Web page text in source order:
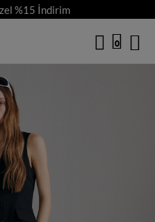
%15 İndirim
0